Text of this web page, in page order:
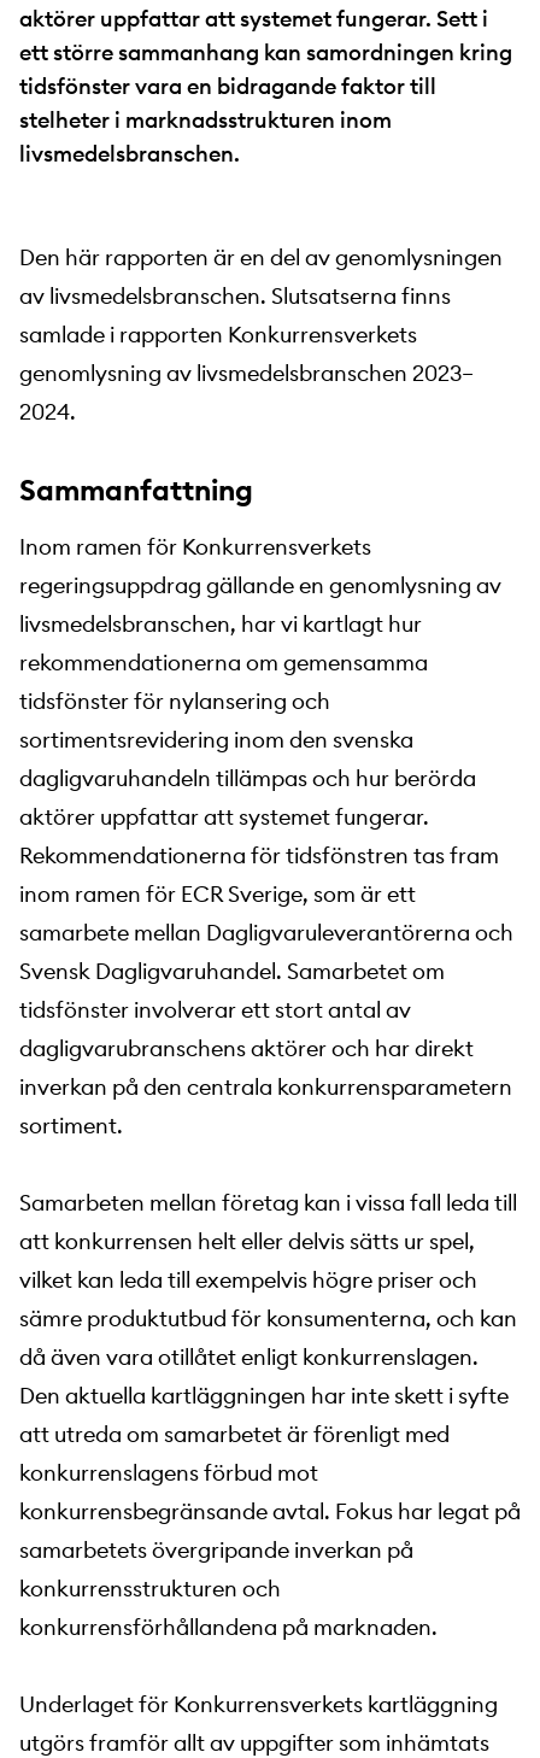
aktörer uppfattar att systemet fungerar. Sett i
ett större sammanhang kan samordningen kring
tidsfönster vara en bidragande faktor till
stelheter i marknadsstrukturen inom
livsmedelsbranschen.
Den här rapporten är en del av genomlysningen
av livsmedelsbranschen. Slutsatserna finns
samlade i rapporten Konkurrensverkets
genomlysning av livsmedelsbranschen 2023–
2024.
Sammanfattning
Inom ramen för Konkurrensverkets
regeringsuppdrag gällande en genomlysning av
livsmedelsbranschen, har vi kartlagt hur
rekommendationerna om gemensamma
tidsfönster för nylansering och
sortimentsrevidering inom den svenska
dagligvaruhandeln tillämpas och hur berörda
aktörer uppfattar att systemet fungerar.
Rekommendationerna för tidsfönstren tas fram
inom ramen för ECR Sverige, som är ett
samarbete mellan Dagligvaruleverantörerna och
Svensk Dagligvaruhandel. Samarbetet om
tidsfönster involverar ett stort antal av
dagligvarubranschens aktörer och har direkt
inverkan på den centrala konkurrensparametern
sortiment.
Samarbeten mellan företag kan i vissa fall leda till
att konkurrensen helt eller delvis sätts ur spel,
vilket kan leda till exempelvis högre priser och
sämre produktutbud för konsumenterna, och kan
då även vara otillåtet enligt konkurrenslagen.
Den aktuella kartläggningen har inte skett i syfte
att utreda om samarbetet är förenligt med
konkurrenslagens förbud mot
konkurrensbegränsande avtal. Fokus har legat på
samarbetets övergripande inverkan på
konkurrensstrukturen och
konkurrensförhållandena på marknaden.
Underlaget för Konkurrensverkets kartläggning
utgörs framför allt av uppgifter som inhämtats